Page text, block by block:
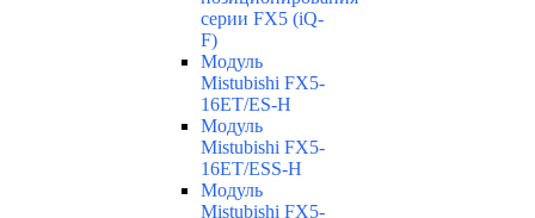
серии FX5 (iQ-
F)
Модуль
Mistubishi FX5-
16ET/ES-H
Модуль
Mistubishi FX5-
16ET/ESS-H
Модуль
Mistubishi FX5-